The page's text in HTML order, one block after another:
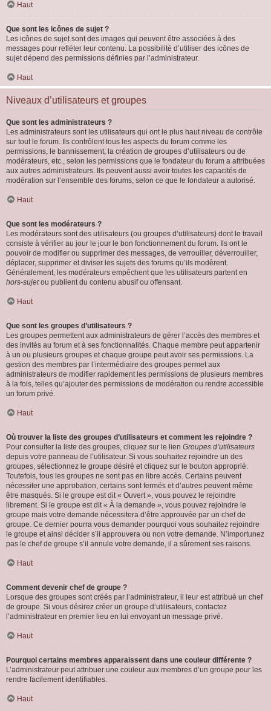
Haut
Que sont les icônes de sujet ?
Les icônes de sujet sont des images qui peuvent être associées à des
messages pour refléter leur contenu. La possibilité d’utiliser des icônes de
sujet dépend des permissions définies par l’administrateur.
Haut
Niveaux d’utilisateurs et groupes
Que sont les administrateurs ?
Les administrateurs sont les utilisateurs qui ont le plus haut niveau de contrôle
sur tout le forum. Ils contrôlent tous les aspects du forum comme les
permissions, le bannissement, la création de groupes d’utilisateurs ou de
modérateurs, etc., selon les permissions que le fondateur du forum a attribuées
aux autres administrateurs. Ils peuvent aussi avoir toutes les capacités de
modération sur l’ensemble des forums, selon ce que le fondateur a autorisé.
Haut
Que sont les modérateurs ?
Les modérateurs sont des utilisateurs (ou groupes d’utilisateurs) dont le travail
consiste à vérifier au jour le jour le bon fonctionnement du forum. Ils ont le
pouvoir de modifier ou supprimer des messages, de verrouiller, déverrouiller,
déplacer, supprimer et diviser les sujets des forums qu’ils modèrent.
Généralement, les modérateurs empêchent que les utilisateurs partent en
hors-sujetou publient du contenu abusif ou offensant.
Haut
Que sont les groupes d’utilisateurs ?
Les groupes permettent aux administrateurs de gérer l’accès des membres et
des invités au forum et à ses fonctionnalités. Chaque membre peut appartenir
à un ou plusieurs groupes et chaque groupe peut avoir ses permissions. La
gestion des membres par l’intermédiaire des groupes permet aux
administrateurs de modifier rapidement les permissions de plusieurs membres
à la fois, telles qu’ajouter des permissions de modération ou rendre accessible
un forum privé.
Haut
Où trouver la liste des groupes d’utilisateurs et comment les rejoindre ?
Pour consulter la liste des groupes, cliquez sur le lien Groupes d’utilisateurs
depuis votre panneau de l’utilisateur. Si vous souhaitez rejoindre un des
groupes, sélectionnez le groupe désiré et cliquez sur le bouton approprié.
Toutefois, tous les groupes ne sont pas en libre accès. Certains peuvent
nécessiter une approbation, certains sont fermés et d’autres peuvent même
être masqués. Si le groupe est dit « Ouvert », vous pouvez le rejoindre
librement. Si le groupe est dit « À la demande », vous pouvez rejoindre le
groupe mais votre demande nécessitera d’être approuvée par un chef de
groupe. Ce dernier pourra vous demander pourquoi vous souhaitez rejoindre
le groupe et ainsi décider s’il approuvera ou non votre demande. N’importunez
pas le chef de groupe s’il annule votre demande, il a sûrement ses raisons.
Haut
Comment devenir chef de groupe ?
Lorsque des groupes sont créés par l’administrateur, il leur est attribué un chef
de groupe. Si vous désirez créer un groupe d’utilisateurs, contactez
l’administrateur en premier lieu en lui envoyant un message privé.
Haut
Pourquoi certains membres apparaissent dans une couleur différente ?
L’administrateur peut attribuer une couleur aux membres d’un groupe pour les
rendre facilement identifiables.
Haut